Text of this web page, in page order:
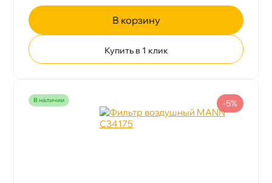
корзину
Купить в 1 клик
наличии -5%